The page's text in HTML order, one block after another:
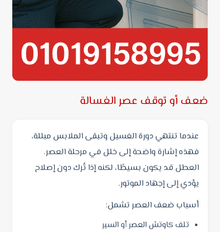
ضعف أو توقف عصر الغسالة
عندما تنتهي دورة الغسيل وتبقى الملابس مبللة،
فهذه إشارة واضحة إلى خلل في مرحلة العصر.
العطل قد يكون بسيطًا، لكنه إذا تُرك دون إصلاح
يؤدي إلى إجهاد الموتور.
أسباب ضعف العصر تشمل:
تلف كاوتش العصر أو السير